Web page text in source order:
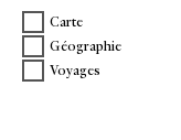
Carte
Géographie
Voyages